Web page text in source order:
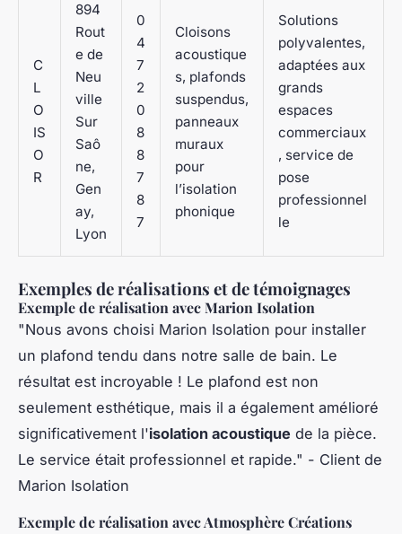
C
L
O
IS
O
R
894
Rout
e de
Neu
ville
Sur
Saô
ne,
Gen
ay,
Lyon
0
4
7
2
0
8
8
7
8
7
Cloisons
acoustique
s, plafonds
suspendus,
panneaux
muraux
pour
l’isolation
phonique
Solutions
polyvalentes,
adaptées aux
grands
espaces
commerciaux
, service de
pose
professionnel
le
Exemples de réalisations et de témoignages
Exemple de réalisation avec Marion Isolation
"Nous avons choisi Marion Isolation pour installer
un plafond tendu dans notre salle de bain. Le
résultat est incroyable ! Le plafond est non
seulement esthétique, mais il a également amélioré
significativement l'isolation acoustique de la pièce.
Le service était professionnel et rapide." - Client de
Marion Isolation
Exemple de réalisation avec Atmosphère Créations